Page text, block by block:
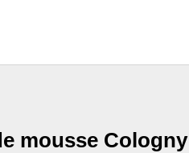
mousse Cologny